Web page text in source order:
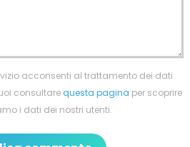
acconsenti al trattamento dei dati
consultarequesta pagina per scoprire
i dati dei nostri utenti.